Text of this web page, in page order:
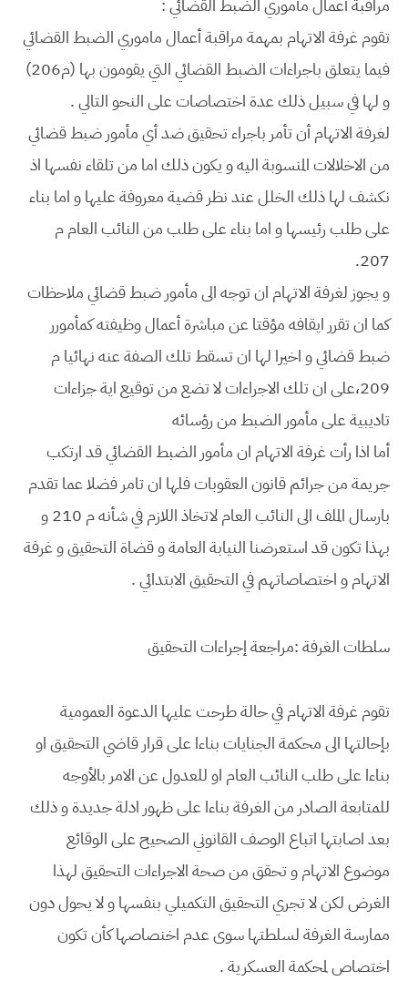
مراقبة أعمال مأموري الضبط القضائي :
تقوم غرفة الاتهام بمهمة مراقبة أعمال ماموري الضبط القضائي
فيما يتعلق باجراءات الضبط القضائي التي يقومون بها (م206)
و لها في سبيل ذلك عدة اختصاصات على النحو التالي .
لغرفة الاتهام أن تأمر باجراء تحقيق ضد أي مأمور ضبط قضائي
من الاخلالات المنسوبة اليه و يكون ذلك اما من تلقاء نفسها اذ
نكشف لها ذلك الخلل عند نظر قضية معروفة عليها و اما بناء
على طلب رئيسها و اما بناء على طلب من النائب العام م
207.
و يجوز لغرفة الاتهام ان توجه الى مأمور ضبط قضائي ملاحظات
كما ان تقرر ايقافه مؤقتا عن مباشرة أعمال وظيفته كمأمورر
ضبط قضائي و اخيرا لها ان تسقط تلك الصفة عنه نهائيا م
209،على ان تلك الاجراءات لا تضع من توقيع اية جزاءات
تاديبية على مأمور الضبط من رؤسائه
أما اذا رأت غرفة الاتهام ان مأمور الضبط القضائي قد ارتكب
جريمة من جرائم قانون العقوبات فلها ان تامر فضلا عما تقدم
بارسال الملف الى النائب العام لاتخاذ اللازم في شأنه م 210 و
بهذا تكون قد استعرضنا النيابة العامة و قضاة التحقيق و غرفة
الاتهام و اختصاصاتهم في التحقيق الابتدائي .
سلطات الغرفة :مراجعة إجراءات التحقيق
تقوم غرفة الاتهام في حالة طرحت عليها الدعوة العمومية
بإحالتها الى محكمة الجنايات بناءا على قرار قاضي التحقيق او
بناءا على طلب النائب العام او للعدول عن الامر بالأوجه
للمتابعة الصادر من الغرفة بناءا على ظهور ادلة جديدة و ذلك
بعد اصابتها اتباع الوصف القانوني الصحيح على الوقائع
موضوع الاتهام و تحقق من صحة الاجراءات التحقيق لهذا
الغرض لكن لا تجري التحقيق التكميلي بنفسها و لا يحول دون
ممارسة الغرفة لسلطتها سوى عدم اخنصاصها كأن تكون
اختصاص لمحكمة العسكرية .